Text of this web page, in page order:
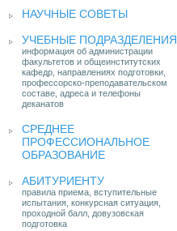
НАУЧНЫЕ СОВЕТЫ
УЧЕБНЫЕ ПОДРАЗДЕЛЕНИЯ
информация об администрации
факультетов и общеинститутских
кафедр, направлениях подготовки,
профессорско-преподавательском
составе, адреса и телефоны
деканатов
СРЕДНЕЕ
ПРОФЕССИОНАЛЬНОЕ
ОБРАЗОВАНИЕ
АБИТУРИЕНТУ
правила приема, вступительные
испытания, конкурсная ситуация,
проходной балл, довузовская
подготовка